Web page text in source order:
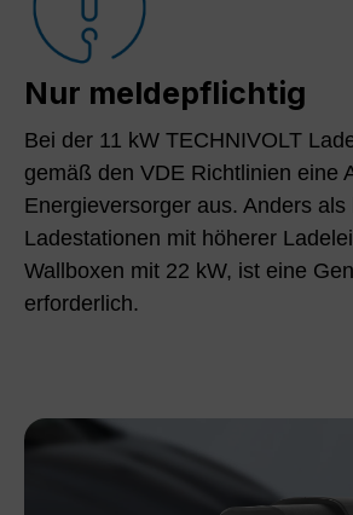
Nur meldepflichtig
Bei der 11 kW TECHNIVOLT
gemäß den VDE Richtlinien eine
Energieversorger aus. Anders als
Ladestationen mit höherer
Wallboxen mit 22 kW, ist eine
erforderlich.